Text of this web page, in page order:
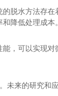
脱水方法存在
降低处理成本。
，可以实现对
未来的研究和